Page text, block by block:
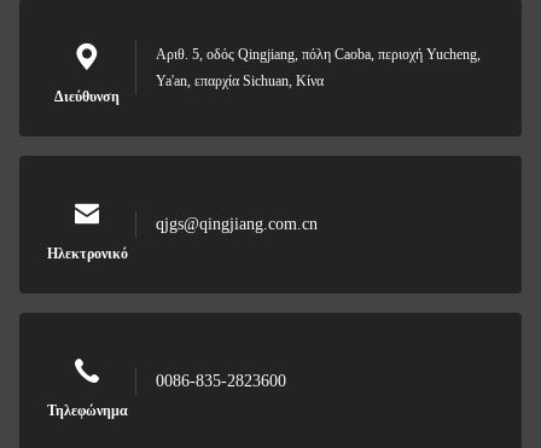
Διεύθυνση
Αριθ. 5, οδός Qingjiang, πόλη Caoba, περιοχή Yucheng,
Ya'an, επαρχία Sichuan, Κίνα
Ηλεκτρονικό
qjgs@qingjiang.com.cn
Τηλεφώνημα
0086-835-2823600